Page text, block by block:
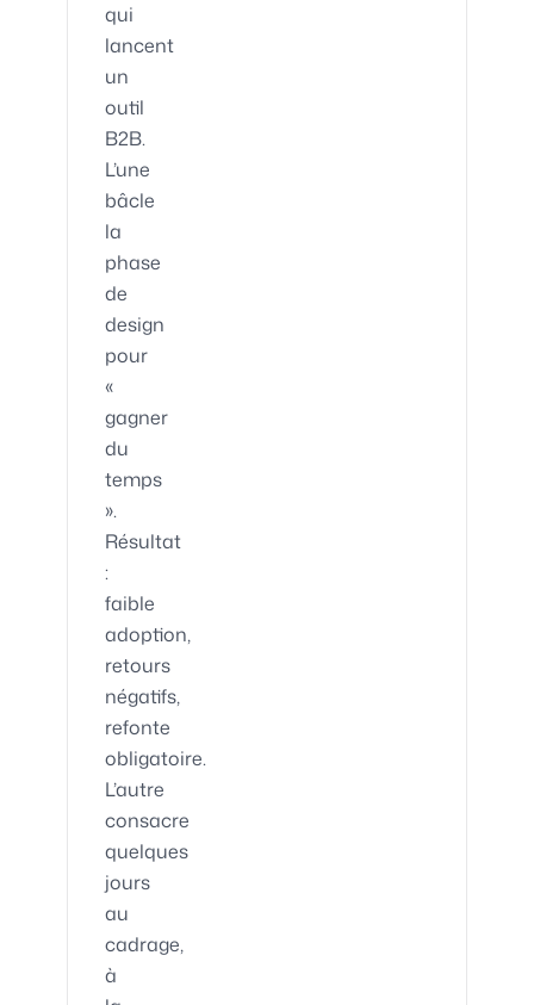
qui
lancent
un
outil
B2B.
L’une
bâcle
la
phase
de
design
pour
«
gagner
du
temps
».
Résultat
:
faible
adoption,
retours
négatifs,
refonte
obligatoire.
L’autre
consacre
quelques
jours
au
cadrage,
à